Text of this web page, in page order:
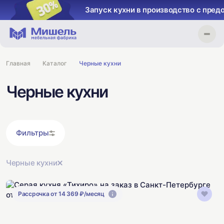
Запуск кухни в производство с
Главная Каталог Черные кухни
Черные кухни
Фильтры
Черные кухни
Рассрочка от 14 369 ₽/месяц